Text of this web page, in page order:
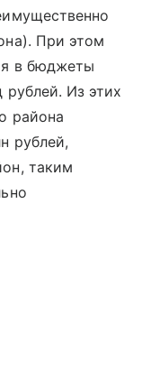
При этом
в бюджеты
рублей. Из этих
района
рублей,
таким